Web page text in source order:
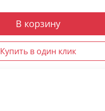
В корзину
Купить в один клик